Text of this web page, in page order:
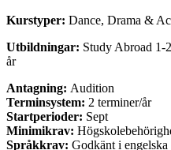
Kurstyper: Dance, Drama &
Utbildningar: Study Abroad 1-
år
Antagning: Audition
Terminsystem: 2 terminer/år
Startperioder: Sept
Minimikrav:
Språkkrav: Godkänt i engelska